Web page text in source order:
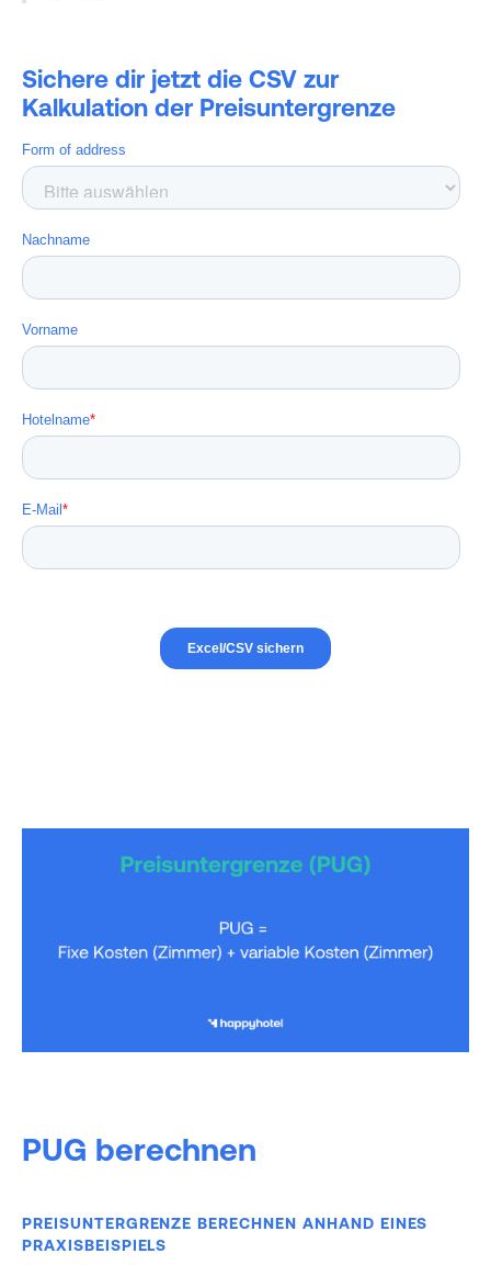
Sichere dir jetzt die CSV zur
Kalkulation der Preisuntergrenze
PUG berechnen
PREISUNTERGRENZE BERECHNEN ANHAND EINES
PRAXISBEISPIELS